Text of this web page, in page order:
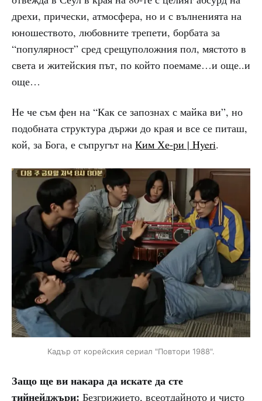
дрехи, прически, атмосфера, но и с вълненията на
юношеството, любовните трепети, борбата за
“популярност” сред срещуположния пол, мястото в
света и житейския път, по който поемаме…и още..и
още…
Не че съм фен на “Как се запознах с майка ви”, но
подобната структура държи до края и все се питаш,
кой, за Бога, е съпругът на Ким Хе-ри | Hyeri.
Кадър от корейския сериал "Повтори 1988".
Защо ще ви накара да искате да сте
тийнейджъри: Безгрижието, всеотдайното и чисто